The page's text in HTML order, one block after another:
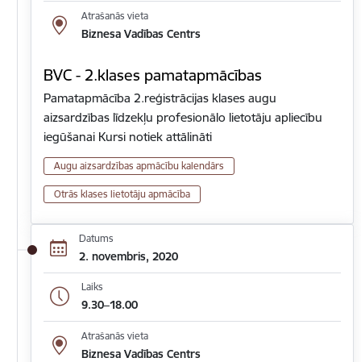
Atrašanās vieta
Biznesa Vadības Centrs
BVC - 2.klases pamatapmācības
Pamatapmācība 2.reģistrācijas klases augu
aizsardzības līdzekļu profesionālo lietotāju apliecību
iegūšanai Kursi notiek attālināti
Augu aizsardzības apmācību kalendārs
Otrās klases lietotāju apmācība
Datums
2. novembris, 2020
Laiks
9.30–18.00
Atrašanās vieta
Biznesa Vadības Centrs